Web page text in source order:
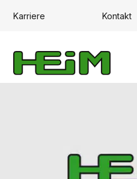
Karriere Kontakt